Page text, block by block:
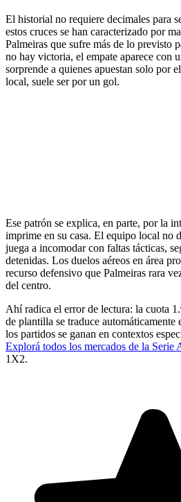
El historial no requiere decimales para
estos cruces se han caracterizado por
Palmeiras que sufre más de lo previsto
no hay victoria, el empate aparece con
sorprende a quienes apuestan solo por
local, suele ser por un gol.
Ese patrón se explica, en parte, por la
imprime en su casa. El equipo local no
juega a incomodar con faltas tácticas,
detenidas. Los duelos aéreos en área
recurso defensivo que Palmeiras rara
del centro.
Ahí radica el error de lectura: la cuota
de plantilla se traduce
los partidos se ganan en contextos
Explorá todos los mercados de la Serie
1X2.